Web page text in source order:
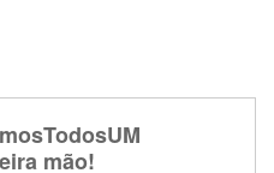
mão!